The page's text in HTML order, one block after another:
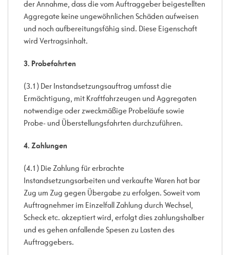
der Annahme, dass die vom Auftraggeber beigestellten
Aggregate keine ungewöhnlichen Schäden aufweisen
und noch aufbereitungsfähig sind. Diese Eigenschaft
wird Vertragsinhalt.
3. Probefahrten
(3.1) Der Instandsetzungsauftrag umfasst die
Ermächtigung, mit Kraftfahrzeugen und Aggregaten
notwendige oder zweckmäßige Probeläufe sowie
Probe- und Überstellungsfahrten durchzuführen.
4. Zahlungen
(4.1) Die Zahlung für erbrachte
Instandsetzungsarbeiten und verkaufte Waren hat bar
Zug um Zug gegen Übergabe zu erfolgen. Soweit vom
Auftragnehmer im Einzelfall Zahlung durch Wechsel,
Scheck etc. akzeptiert wird, erfolgt dies zahlungshalber
und es gehen anfallende Spesen zu Lasten des
Auftraggebers.